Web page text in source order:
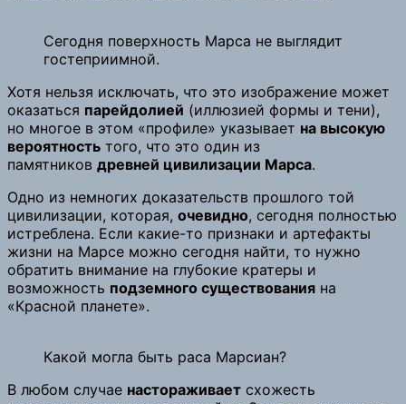
Сегодня поверхность Марса не выглядит
гостеприимной.
Хотя нельзя исключать, что это изображение может
оказаться парейдолией (иллюзией формы и тени),
но многое в этом «профиле» указывает на высокую
вероятность того, что это один из
памятников древней цивилизации Марса.
Одно из немногих доказательств прошлого той
цивилизации, которая, очевидно, сегодня полностью
истреблена. Если какие-то признаки и артефакты
жизни на Марсе можно сегодня найти, то нужно
обратить внимание на глубокие кратеры и
возможность подземного существования на
«Красной планете».
Какой могла быть раса Марсиан?
В любом случае настораживает схожесть